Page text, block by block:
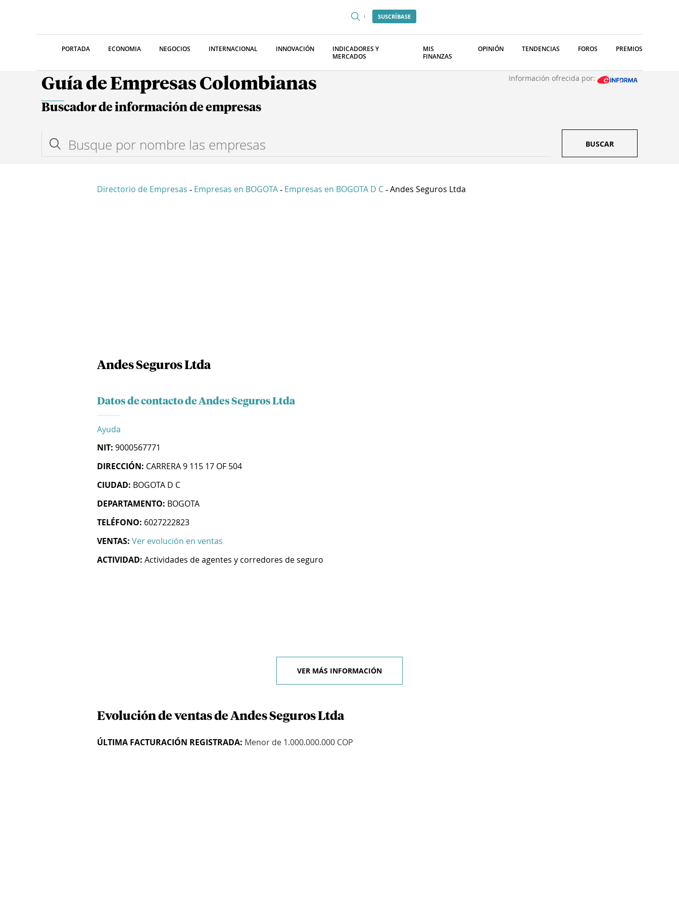
SUSCRÍBASE
PORTADA ECONOMIA NEGOCIOS INTERNACIONAL INNOVACIÓN
INDICADORES Y
MERCADOS
MIS
FINANZAS
OPINIÓN TENDENCIAS FOROS PREMIOS
Guía de Empresas Colombianas Información ofrecida por:
Buscador de información de empresas
BUSCAR
Directorio de Empresas - Empresas en BOGOTA - Empresas en BOGOTA D C - Andes Seguros Ltda
Andes Seguros Ltda
Datos de contacto de Andes Seguros Ltda
Ayuda
NIT: 9000567771
DIRECCIÓN: CARRERA 9 115 17 OF 504
CIUDAD: BOGOTA D C
DEPARTAMENTO: BOGOTA
TELÉFONO: 6027222823
VENTAS: Ver evolución en ventas
ACTIVIDAD: Actividades de agentes y corredores de seguro
VER MÁS INFORMACIÓN
Evolución de ventas de Andes Seguros Ltda
ÚLTIMA FACTURACIÓN REGISTRADA: Menor de 1.000.000.000 COP